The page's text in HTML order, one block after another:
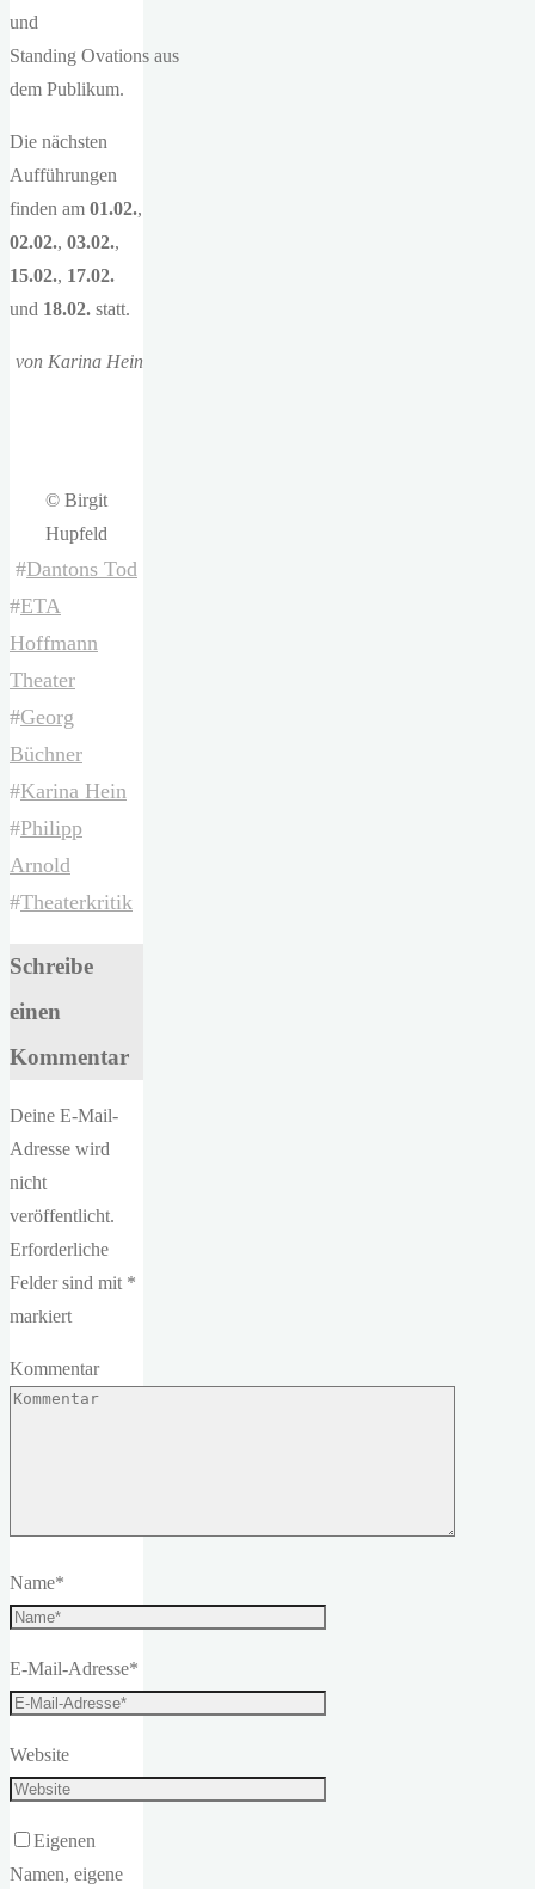
und
Standing Ovations aus
dem Publikum.
Die nächsten
Aufführungen
finden am 01.02.,
02.02., 03.02.,
15.02., 17.02.
und 18.02. statt.
von Karina Hein
© Birgit
Hupfeld
#Dantons Tod
#ETA
Hoffmann
Theater
#Georg
Büchner
#Karina Hein
#Philipp
Arnold
#Theaterkritik
Schreibe
einen
Kommentar
Deine E-Mail-
Adresse wird
nicht
veröffentlicht.
Erforderliche
Felder sind mit *
markiert
Kommentar
Name*
E-Mail-Adresse*
Website
Eigenen
Namen, eigene